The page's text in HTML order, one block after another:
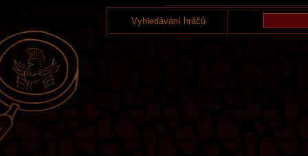
Vyhledávání hráčů